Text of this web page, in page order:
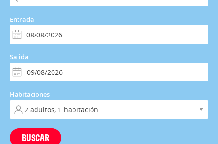
Entrada
Salida
Habitaciones
BUSCAR